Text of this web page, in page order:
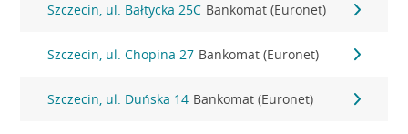
Szczecin, ul. Bałtycka 25C Bankomat (Euronet)
Szczecin, ul. Chopina 27 Bankomat (Euronet)
Szczecin, ul. Duńska 14 Bankomat (Euronet)